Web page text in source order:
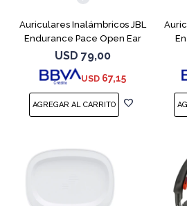
Auriculares Inalámbricos JBL
Endurance Pace Open Ear
Blanco
USD 79,00
USD 67,15